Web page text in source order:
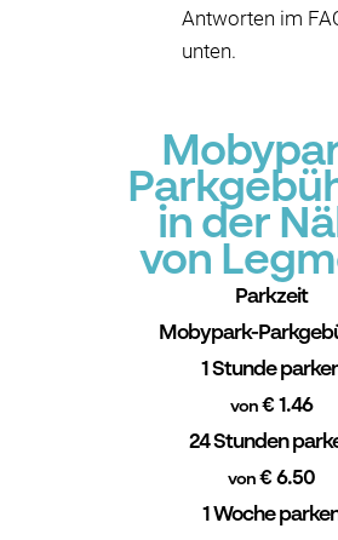
Antworten im
unten.
in der
von
Parkzeit
Mobypark-
1 Stunde
von € 1.46
24 Stunden
von € 6.50
1 Woche